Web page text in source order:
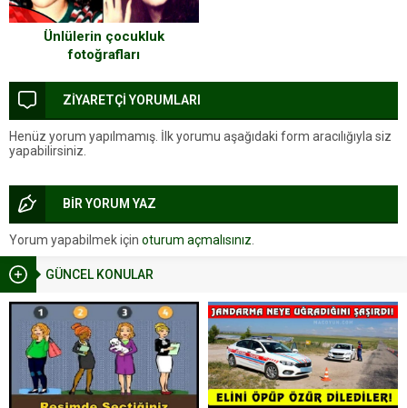
GÜNCEL KONULAR
Ünlülerin çocukluk
fotoğrafları
ZİYARETÇİ YORUMLARI
Henüz yorum yapılmamış. İlk yorumu aşağıdaki form aracılığıyla siz
yapabilirsiniz.
BİR YORUM YAZ
Yorum yapabilmek için oturum açmalısınız